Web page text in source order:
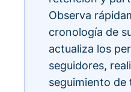
Observa
cronología de
actualiza los
seguidores,
seguimiento de